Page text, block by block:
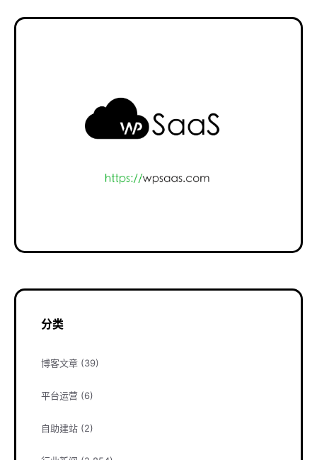
分类
博客文章 (39)
平台运营 (6)
自助建站 (2)